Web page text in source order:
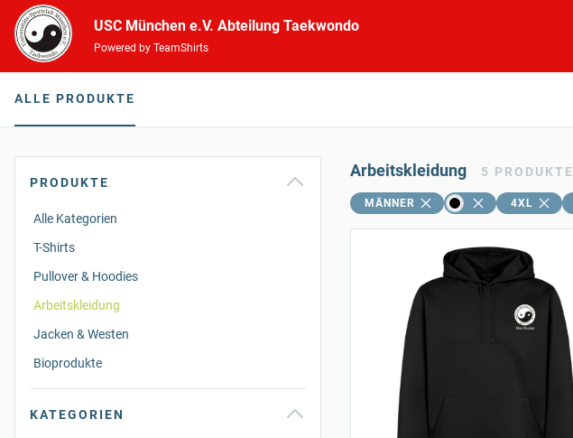
USC München e.V. Abteilung Taekwondo
Powered by TeamShirts
ALLE PRODUKTE
PRODUKTE
Alle Kategorien
T-Shirts
Pullover & Hoodies
Arbeitskleidung
Jacken & Westen
Bioprodukte
KATEGORIEN
Arbeitskleidung 5 PRODUKTE
MÄNNER 4XL